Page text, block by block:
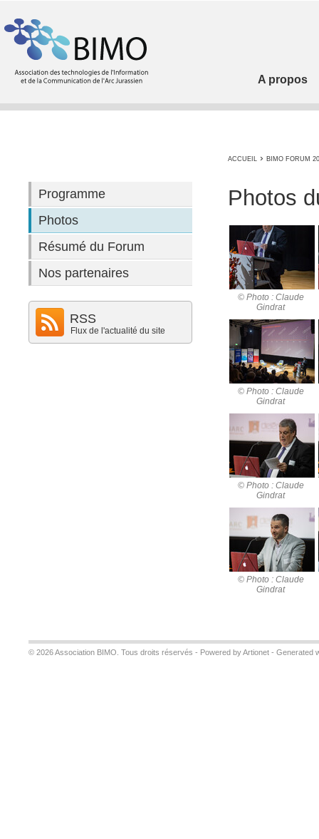
A propos
ACCUEIL › BIMO FORUM
Programme
Photos
Résumé du Forum
Nos partenaires
RSS
Flux de l'actualité du site
Photos
© Photo : Claude
Gindrat
© Photo : Claude
Gindrat
© Photo : Claude
Gindrat
© Photo : Claude
Gindrat
© 2026 Association BIMO. Tous droits réservés - Powered by Artionet - Generated